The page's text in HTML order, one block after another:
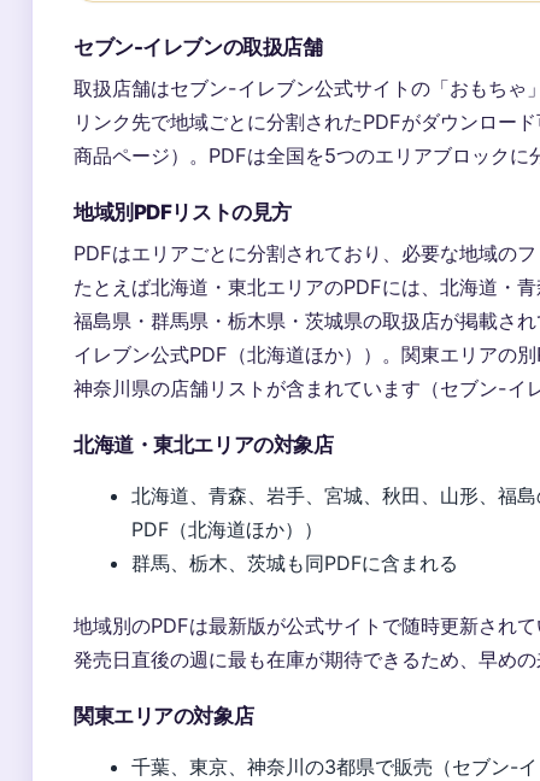
セブン-イレブンの取扱店舗
取扱店舗はセブン-イレブン公式サイトの「おもちゃ
リンク先で地域ごとに分割されたPDFがダウンロー
商品ページ）。PDFは全国を5つのエリアブロックに
地域別PDFリストの見方
PDFはエリアごとに分割されており、必要な地域の
たとえば北海道・東北エリアのPDFには、北海道・
福島県・群馬県・栃木県・茨城県の取扱店が掲載さ
イレブン公式PDF（北海道ほか））。関東エリアの
神奈川県の店舗リストが含まれています（セブン-イ
北海道・東北エリアの対象店
北海道、青森、岩手、宮城、秋田、山形、福
PDF（北海道ほか））
群馬、栃木、茨城も同PDFに含まれる
地域別のPDFは最新版が公式サイトで随時更新され
発売日直後の週に最も在庫が期待できるため、早め
関東エリアの対象店
千葉、東京、神奈川の3都県で販売（セブン-